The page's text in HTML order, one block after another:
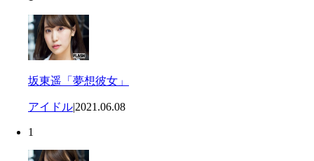
坂東遥「夢想彼女」
アイドル|2021.06.08
1